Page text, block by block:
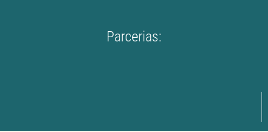
Parcerias: